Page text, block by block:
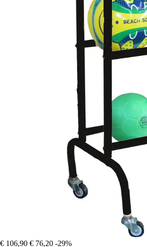
€ 106,90 € 76,20 -29%